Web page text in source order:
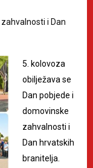
i Dan
5. kolovoza
obilježava se
Dan pobjede i
domovinske
zahvalnosti i
Dan hrvatskih
branitelja.